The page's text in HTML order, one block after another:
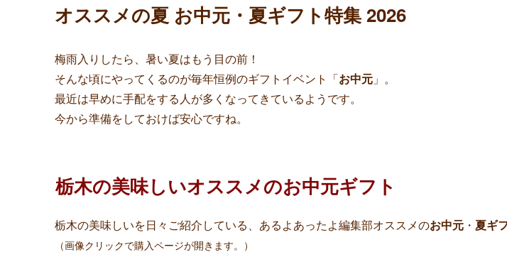
オススメの夏 お中元・夏ギフト特集 2026
梅雨入りしたら、暑い夏はもう目の前！
そんな頃にやってくるのが毎年恒例のギフトイベント「お中元」。
最近は早めに手配をする人が多くなってきているようです。
今から準備をしておけば安心ですね。
栃木の美味しいオススメのお中元ギフト
栃木の美味しいを日々ご紹介している、あるよあったよ編集部オススメのお中元・ 夏ギ
（画像クリックで購入ページが開きます。）